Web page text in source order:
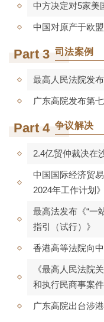
中方决定对5家美
中国对原产于欧
Part 3 司法案例
最高人民法院发
广东高院发布第
Part 4 争议解决
2.4亿贸仲裁决在
中国国际经济贸
2024年工作计划》
最高法发布《“一
指引（试行）》
香港高等法院向
《最高人民法院
和执行民商事案
广东高院出台涉